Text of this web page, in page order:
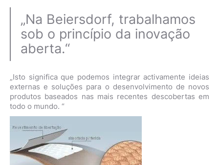
„Na Beiersdorf, trabalhamos
sob o princípio da inovação
aberta.“
„Isto significa que podemos integrar activamente ideias
externas e soluções para o desenvolvimento de novos
produtos baseados nas mais recentes descobertas em
todo o mundo. “